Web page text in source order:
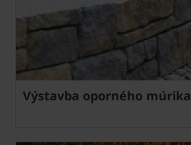
Výstavba oporného múrika